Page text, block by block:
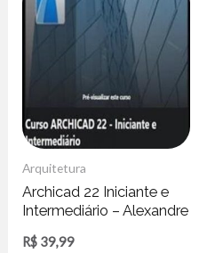
Arquitetura
Archicad 22 Iniciante e
Intermediário – Alexandre
R$ 39,99